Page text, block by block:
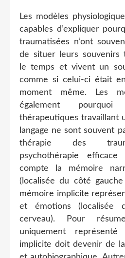
Les modèles
capables d’expliquer
traumatisées n’ont
de situer leurs souvenirs
le temps et vivent un
comme si celui-ci était
moment même. Les
également
thérapeutiques travaillant
langage ne sont souvent
thérapie des
psychothérapie
compte la mémoire
(localisée du côté
mémoire implicite
et émotions
cerveau). Pour
uniquement
implicite doit devenir de